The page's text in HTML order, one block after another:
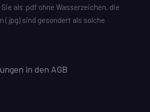
als .pdf ohne Wasserzeichen, die
(.jpg) sind gesondert als solche
in den AGB